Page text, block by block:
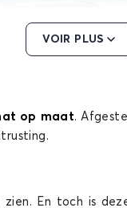
voor
VOIR PLUS
op maat.
En toch is